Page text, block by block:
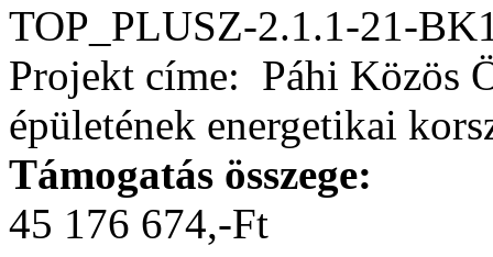
TOP_PLUSZ-2.1.1-21-
Projekt címe: Páhi Közös
épületének energetikai
Támogatás összege:
45 176 674,-Ft